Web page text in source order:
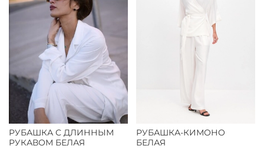
РУБАШКА С ДЛИННЫМ
РУКАВОМ БЕЛАЯ
РУБАШКА-КИМОНО
БЕЛАЯ